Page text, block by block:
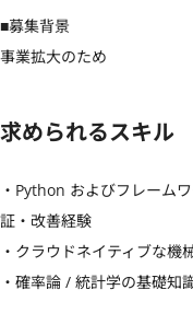
■募集背景
事業拡大のため
求められるスキル
・Python およびフレーム
証・改善経験
・クラウドネイティブな機
・確率論 / 統計学の基礎知